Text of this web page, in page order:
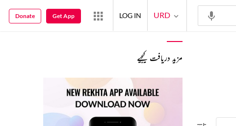
مزید دریافت کیجیے
URD
LOG IN
Get App
Donate